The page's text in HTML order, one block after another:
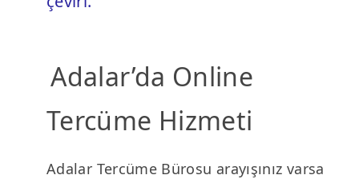
Adalar’da Online
Tercüme Hizmeti
Adalar Tercüme Bürosu arayışınız varsa